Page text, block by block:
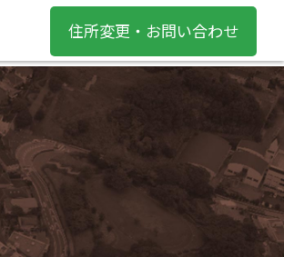
住所変更・お問い合わせ